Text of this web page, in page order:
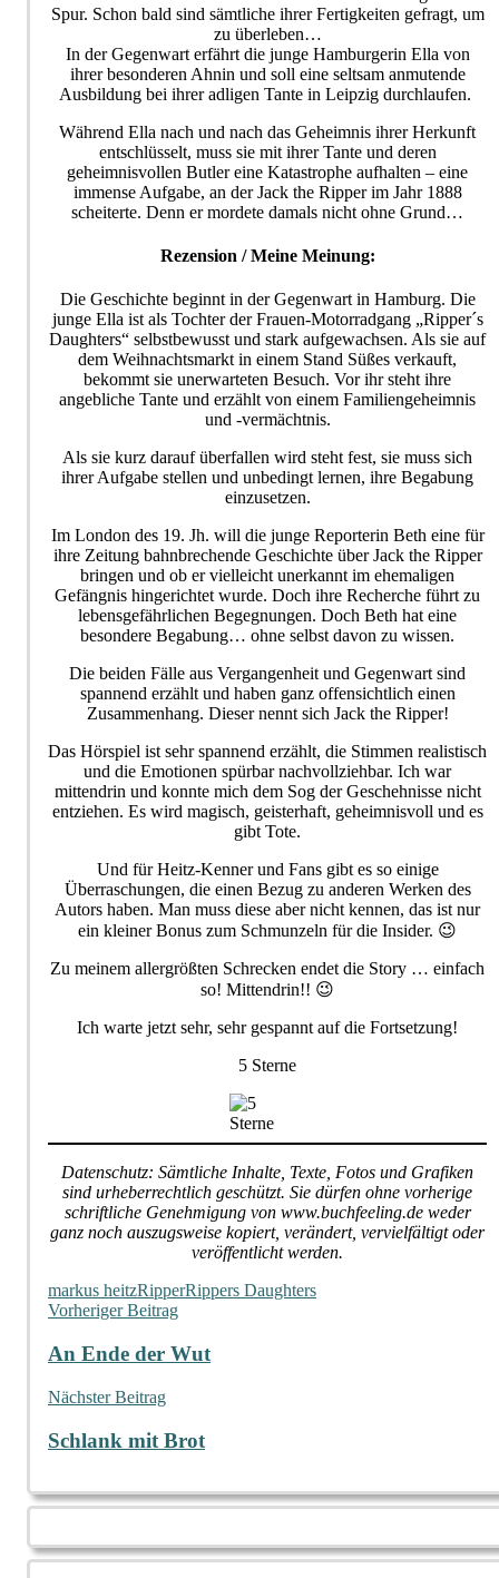
Spur. Schon bald sind sämtliche ihrer Fertigkeiten gefragt, um
zu überleben…
In der Gegenwart erfährt die junge Hamburgerin Ella von
ihrer besonderen Ahnin und soll eine seltsam anmutende
Ausbildung bei ihrer adligen Tante in Leipzig durchlaufen.
Während Ella nach und nach das Geheimnis ihrer Herkunft
entschlüsselt, muss sie mit ihrer Tante und deren
geheimnisvollen Butler eine Katastrophe aufhalten – eine
immense Aufgabe, an der Jack the Ripper im Jahr 1888
scheiterte. Denn er mordete damals nicht ohne Grund…
Rezension / Meine Meinung:
Die Geschichte beginnt in der Gegenwart in Hamburg. Die
junge Ella ist als Tochter der Frauen-Motorradgang „Ripper´s
Daughters“ selbstbewusst und stark aufgewachsen. Als sie auf
dem Weihnachtsmarkt in einem Stand Süßes verkauft,
bekommt sie unerwarteten Besuch. Vor ihr steht ihre
angebliche Tante und erzählt von einem Familiengeheimnis
und -vermächtnis.
Als sie kurz darauf überfallen wird steht fest, sie muss sich
ihrer Aufgabe stellen und unbedingt lernen, ihre Begabung
einzusetzen.
Im London des 19. Jh. will die junge Reporterin Beth eine für
ihre Zeitung bahnbrechende Geschichte über Jack the Ripper
bringen und ob er vielleicht unerkannt im ehemaligen
Gefängnis hingerichtet wurde. Doch ihre Recherche führt zu
lebensgefährlichen Begegnungen. Doch Beth hat eine
besondere Begabung… ohne selbst davon zu wissen.
Die beiden Fälle aus Vergangenheit und Gegenwart sind
spannend erzählt und haben ganz offensichtlich einen
Zusammenhang. Dieser nennt sich Jack the Ripper!
Das Hörspiel ist sehr spannend erzählt, die Stimmen realistisch
und die Emotionen spürbar nachvollziehbar. Ich war
mittendrin und konnte mich dem Sog der Geschehnisse nicht
entziehen. Es wird magisch, geisterhaft, geheimnisvoll und es
gibt Tote.
Und für Heitz-Kenner und Fans gibt es so einige
Überraschungen, die einen Bezug zu anderen Werken des
Autors haben. Man muss diese aber nicht kennen, das ist nur
ein kleiner Bonus zum Schmunzeln für die Insider. 😉
Zu meinem allergrößten Schrecken endet die Story … einfach
so! Mittendrin!! 😉
Ich warte jetzt sehr, sehr gespannt auf die Fortsetzung!
5 Sterne
Datenschutz: Sämtliche Inhalte, Texte, Fotos und Grafiken
sind urheberrechtlich geschützt. Sie dürfen ohne vorherige
schriftliche Genehmigung von www.buchfeeling.de weder
ganz noch auszugsweise kopiert, verändert, vervielfältigt oder
veröffentlicht werden.
markus heitzRipperRippers Daughters
Beitragsnavigation
Vorheriger Beitrag
An Ende der Wut
Nächster Beitrag
Schlank mit Brot